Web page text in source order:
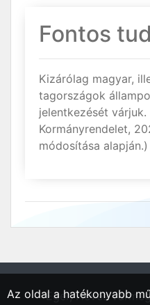
Fontos
Kizárólag magyar,
tagországok
jelentkezését várjuk.
Kormányrendelet,
módosítása alapján.)
"Eger, Heves
Az oldal a hatékonyabb